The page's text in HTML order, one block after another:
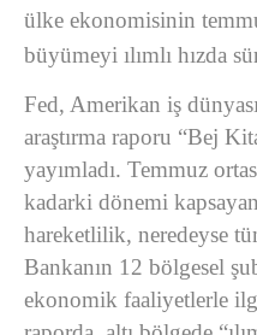
ülke ekonomisinin
büyümeyi ılımlı hızda
Fed, Amerikan iş
araştırma raporu “Bej
yayımladı. Temmuz
kadarki dönemi
hareketlilik, neredeyse
Bankanın 12 bölgesel
ekonomik faaliyetlerle